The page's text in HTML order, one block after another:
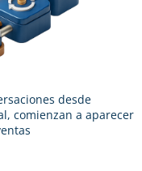
desde
comienzan a aparecer